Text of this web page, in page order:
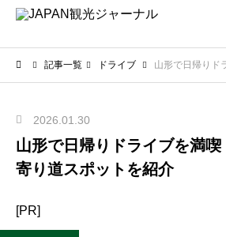
記事一覧 ドライブ 山形で日帰りドライブを満
2026.01.30
山形で日帰りドライブを満喫
寄り道スポットを紹介
[PR]